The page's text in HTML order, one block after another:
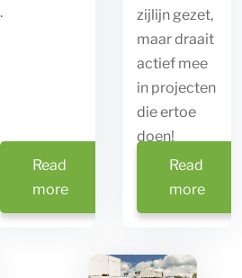
.
Read
more
zijlijn gezet,
maar draait
actief mee
in projecten
die ertoe
doen!
Read
more